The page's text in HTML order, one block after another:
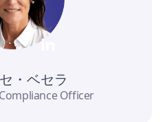
・ベセラ
Officer